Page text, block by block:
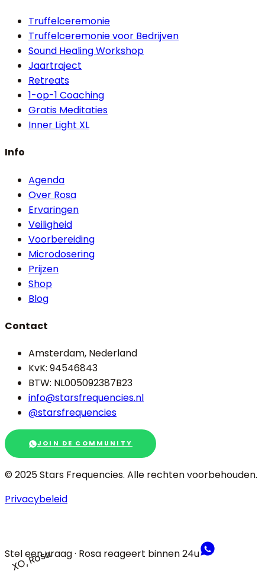
Truffelceremonie
Truffelceremonie voor Bedrijven
Sound Healing Workshop
Jaartraject
Retreats
1-op-1 Coaching
Gratis Meditaties
Inner Light XL
Info
Agenda
Over Rosa
Ervaringen
Veiligheid
Voorbereiding
Microdosering
Prijzen
Shop
Blog
Contact
Amsterdam, Nederland
KvK: 94546843
BTW: NL005092387B23
info@starsfrequencies.nl
@starsfrequencies
JOIN DE COMMUNITY
© 2025 Stars Frequencies. Alle rechten voorbehouden.
Privacybeleid
XO, Rosa
Stel een vraag · Rosa reageert binnen 24u